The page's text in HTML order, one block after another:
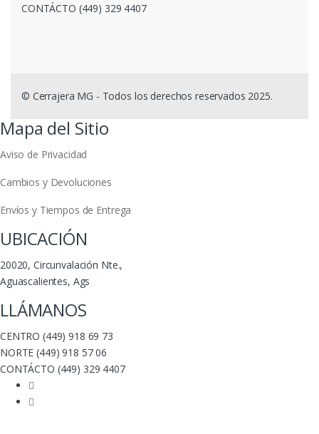
CONTÁCTO (449) 329 4407
© Cerrajera MG - Todos los derechos reservados 2025.
Mapa del Sitio
Aviso de Privacidad
Cambios y Devoluciones
Envíos y Tiempos de Entrega
UBICACIÓN
20020, Circunvalación Nte.,
Aguascalientes, Ags
LLÁMANOS
CENTRO (449) 918 69 73
NORTE (449) 918 57 06
CONTÁCTO (449) 329 4407